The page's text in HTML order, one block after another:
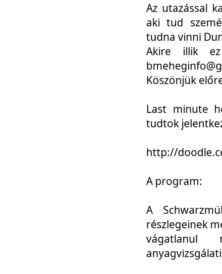
Az utazással
aki tud
tudna vinni
Akire illik
Köszönjük
Last minute
tudtok
http://
A program:
A
részlegeinek
vágatlanul